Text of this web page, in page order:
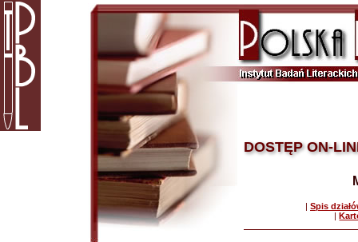
DOSTĘP ON-
| Spis
|